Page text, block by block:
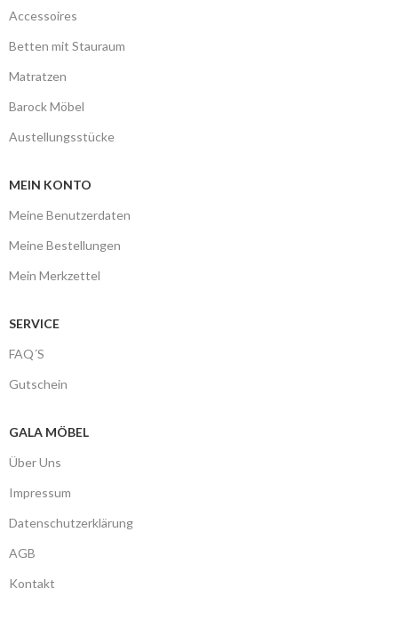
Accessoires
Betten mit Stauraum
Matratzen
Barock Möbel
Austellungsstücke
MEIN KONTO
Meine Benutzerdaten
Meine Bestellungen
Mein Merkzettel
SERVICE
FAQ´S
Gutschein
GALA MÖBEL
Über Uns
Impressum
Datenschutzerklärung
AGB
Kontakt